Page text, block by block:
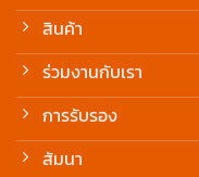
สินค้า
ร่วมงานกับเรา
การรับรอง
สัมนา